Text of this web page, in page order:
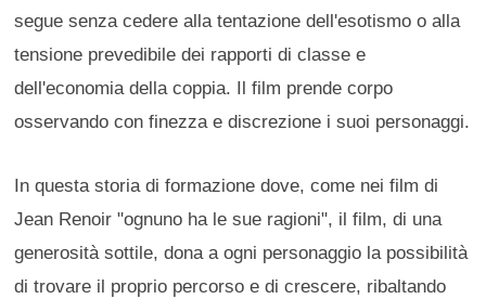
segue senza cedere alla tentazione dell'esotismo o alla
tensione prevedibile dei rapporti di classe e
dell'economia della coppia. Il film prende corpo
osservando con finezza e discrezione i suoi personaggi.
In questa storia di formazione dove, come nei film di
Jean Renoir "ognuno ha le sue ragioni", il film, di una
generosità sottile, dona a ogni personaggio la possibilità
di trovare il proprio percorso e di crescere, ribaltando